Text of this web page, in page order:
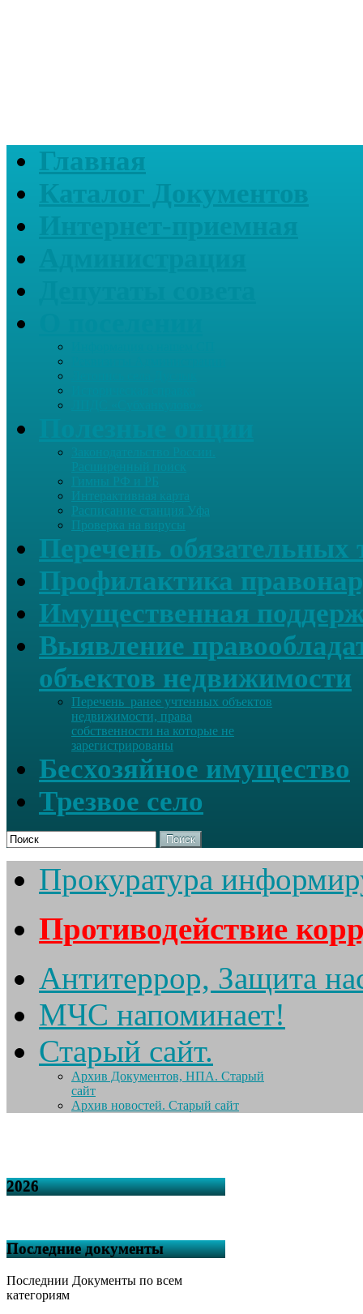
Главная
Каталог Документов
Интерактивная карта
Расписание станция Уфа
Проверка на вирусы
Перечень обязательных
Профилактика
Имущественная
Выявление
объектов недвижимости
Перечень ранее учтенных объектов
недвижимости, права
собственности на которые не
зарегистрированы
Бесхозяйное имущество
Трезвое село
Поиск
Прокуратура
Противодействие
Антитеррор, Защита
МЧС напоминает!
Старый сайт.
Архив Документов, НПА. Старый
сайт
Архив новостей. Старый сайт
2026
Последние документы
Последнии Документы по всем
категориям